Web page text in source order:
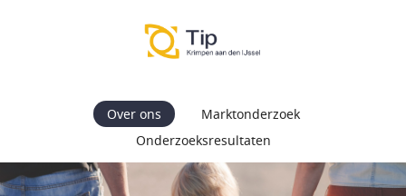
Over ons
Marktonderzoek
Onderzoeksresultaten